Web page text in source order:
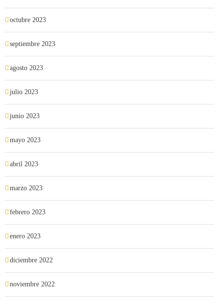
octubre 2023
septiembre 2023
agosto 2023
julio 2023
junio 2023
mayo 2023
abril 2023
marzo 2023
febrero 2023
enero 2023
diciembre 2022
noviembre 2022